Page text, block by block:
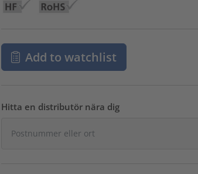
Add to watchlist
Hitta en distributör nära dig